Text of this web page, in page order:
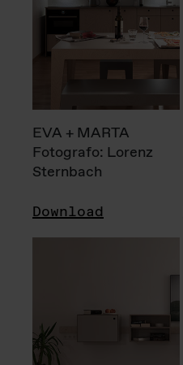
EVA + MARTA
Fotografo: Lorenz
Sternbach
Download